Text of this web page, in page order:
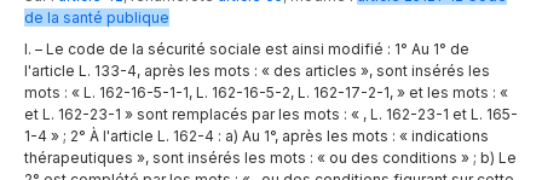
de la santé publique
I. – Le code de la sécurité sociale est ainsi modifié : 1° Au 1° de
l'article L. 133-4, après les mots : « des articles », sont insérés les
mots : « L. 162-16-5-1-1, L. 162-16-5-2, L. 162-17-2-1, » et les mots : «
et L. 162-23-1 » sont remplacés par les mots : « , L. 162-23-1 et L. 165-
1-4 » ; 2° À l'article L. 162-4 : a) Au 1°, après les mots : « indications
thérapeutiques », sont insérés les mots : « ou des conditions » ; b) Le